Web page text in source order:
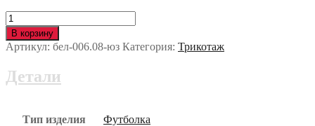
Количество
Футболка
160
г/
оранжевая
В корзину
Артикул: бел-006.08-юз Категория: Трикотаж
Детали
Тип изделия Футболка